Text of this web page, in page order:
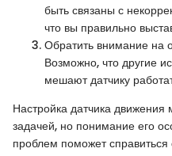
быть связаны с
что вы правильно
Обратить внимание на
Возможно, что другие
мешают датчику
Настройка датчика движения
задачей, но понимание его
проблем поможет справиться